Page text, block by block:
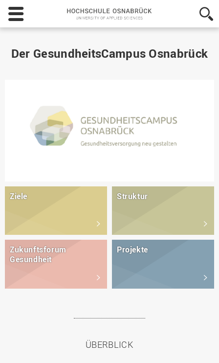
Hochschule
Osnabrück
-
Applied
Der GesundheitsCampus Osnabrück
Ziele Struktur
Zukunftsforum
Gesundheit
Projekte
ÜBERBLICK